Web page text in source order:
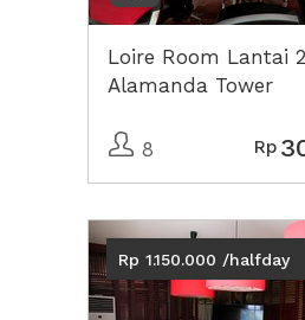
Loire Room Lantai
Alamanda Tower
8 Rp
Previous
Rp 1.150.000 /halfday